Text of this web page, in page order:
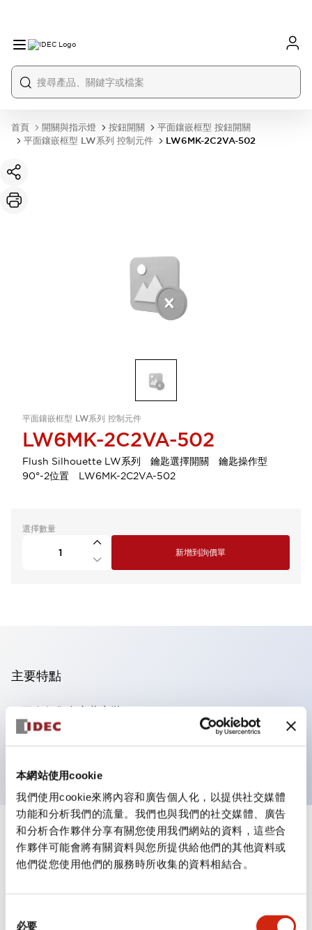
本網站使用cookie
我們使用cookie來將內容和廣告個人化，以提供社交媒體
功能和分析我們的流量。我們也與我們的社交媒體、廣告
和分析合作夥伴分享有關您使用我們網站的資料，這些合
作夥伴可能會將有關資料與您所提供給他們的其他資料或
他們從您使用他們的服務時所收集的資料相結合。
必要
首頁 開關與指示燈 按鈕開關
平面鑲嵌框型 按鈕開關
平面鑲嵌框型 LW系列 控制元件
LW6MK-2C2VA-502
平面鑲嵌框型 LW系列 控制元件
LW6MK-2C2VA-502
Flush Silhouette LW系列 鑰匙選擇開關 鑰匙操作型
90°-2位置 LW6MK-2C2VA-502
選擇數量
新增到詢價單
主要特點
可進行集合密著安裝
附鎖選擇開關採用高安全性的彈子鎖結構
規格 顯示全部
審美規範